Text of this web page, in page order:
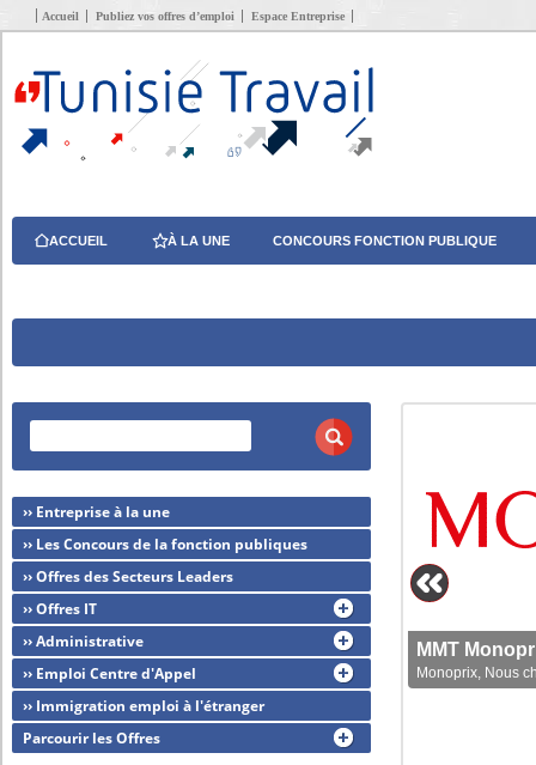
Accueil Publiez vos offres d’emploi Espace Entreprise
ACCUEIL À LA UNE CONCOURS FONCTION PUBLIQUE
MMT
Monoprix, Nous
›› Entreprise à la une
›› Les Concours de la fonction publiques
›› Offres des Secteurs Leaders
›› Offres IT
›› Administrative
›› Emploi Centre d'Appel
›› Immigration emploi à l'étranger
Parcourir les Offres